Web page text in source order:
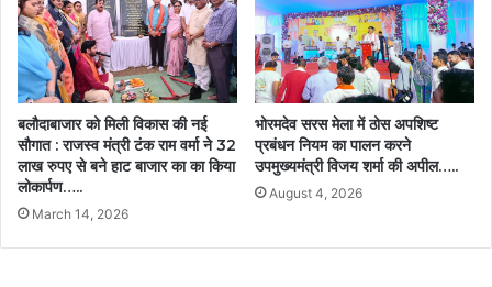
बलौदाबाजार को मिली विकास की नई
सौगात : राजस्व मंत्री टंक राम वर्मा ने 32
लाख रुपए से बने हाट बाजार का का किया
लोकार्पण…..
March 14, 2026
भोरमदेव सरस मेला में ठोस अपशिष्ट
प्रबंधन नियम का पालन करने
उपमुख्यमंत्री विजय शर्मा की अपील…..
August 4, 2026